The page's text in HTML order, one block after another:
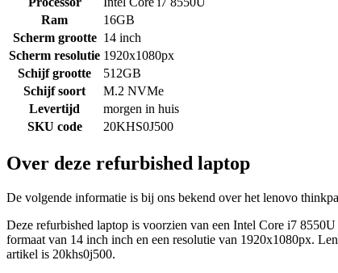
Ram
16GB
Scherm grootte 14 inch
Scherm resolutie 1920x1080px
Schijf grootte
512GB
Schijf soort
M.2 NVMe
Levertijd
morgen in huis
SKU code
20KHS0J500
Over deze refurbished laptop
De volgende informatie is bij ons bekend over het lenovo
Deze refurbished laptop is voorzien van een Intel Core i7
formaat van 14 inch inch en een resolutie van 1920x1080px.
artikel is 20khs0j500.